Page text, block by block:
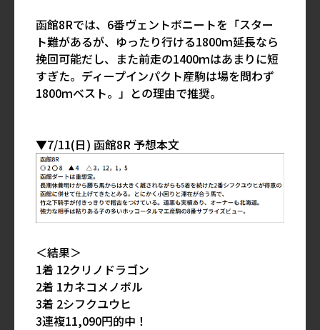
函館8Rでは、6番ヴェントボニートを「スター
ト難があるが、ゆったり行ける1800ｍ延長なら
挽回可能だし、また前走の1400ｍはあまりに短
すぎた。ディープインパクト産駒は場を問わず
1800ｍベスト。」との理由で推奨。
▼7/11(日) 函館8R 予想本文
＜結果＞
1着 12クリノドラゴン
2着 1カネコメノボル
3着 2シフクユウヒ
3連複11,090円的中！